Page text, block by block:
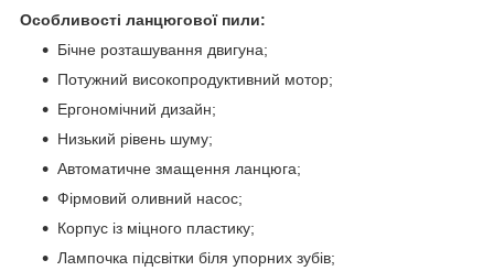
Особливості ланцюгової пили:
Бічне розташування двигуна;
Потужний високопродуктивний мотор;
Ергономічний дизайн;
Низький рівень шуму;
Автоматичне змащення ланцюга;
Фірмовий оливний насос;
Корпус із міцного пластику;
Лампочка підсвітки біля упорних зубів;